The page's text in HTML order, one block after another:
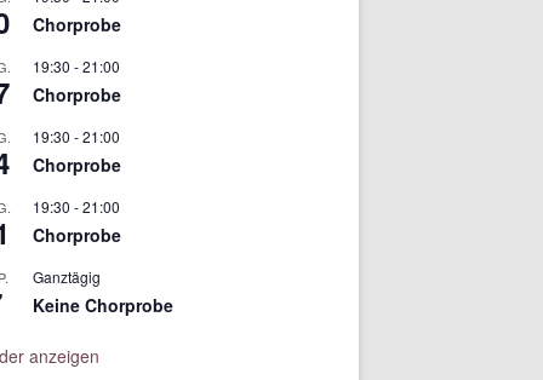
Chorprobe
19:30 -21:00
Chorprobe
19:30 -21:00
Chorprobe
19:30 -21:00
Chorprobe
Ganztägig
Keine Chorprobe
anzeigen